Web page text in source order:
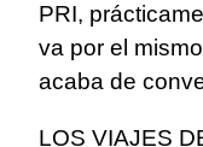
PRI,
va por el
acaba de
LOS VIAJES